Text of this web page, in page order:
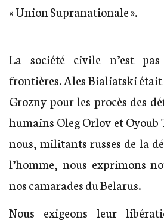
« Union Supranationale ».
La société civile n’est
frontières. Ales Bialiatski était
Grozny pour les procès des
humains Oleg Orlov et
nous, militants russes de la
l’homme, nous exprimons
nos camarades du Belarus.
Nous exigeons leur